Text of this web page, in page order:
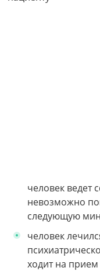
человек ведет
невозможно
следующую
человек
ходит на прием